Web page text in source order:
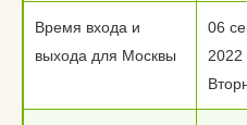
Время входа и
выхода для Москвы
06
2022